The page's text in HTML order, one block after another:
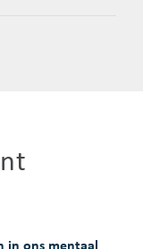
in ons mentaal